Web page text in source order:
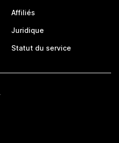
Affiliés
Juridique
Statut du service